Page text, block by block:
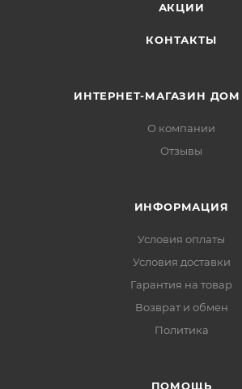
АКЦИИ
КОНТАКТЫ
ИНТЕРНЕТ-МАГАЗИН
О компании
Отзывы
ИНФОРМАЦИЯ
Условия оплаты
Условия доставки
Гарантия на товар
Возврат и обмен
Политика
ПОМОЩЬ